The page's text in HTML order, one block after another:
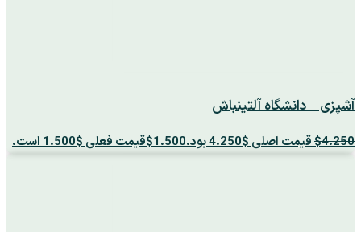
آشپزی – دانشگاه آلتینباش
$4.250 قیمت اصلی $4.250 بود. $1.500 قیمت فعلی $1.500 است.